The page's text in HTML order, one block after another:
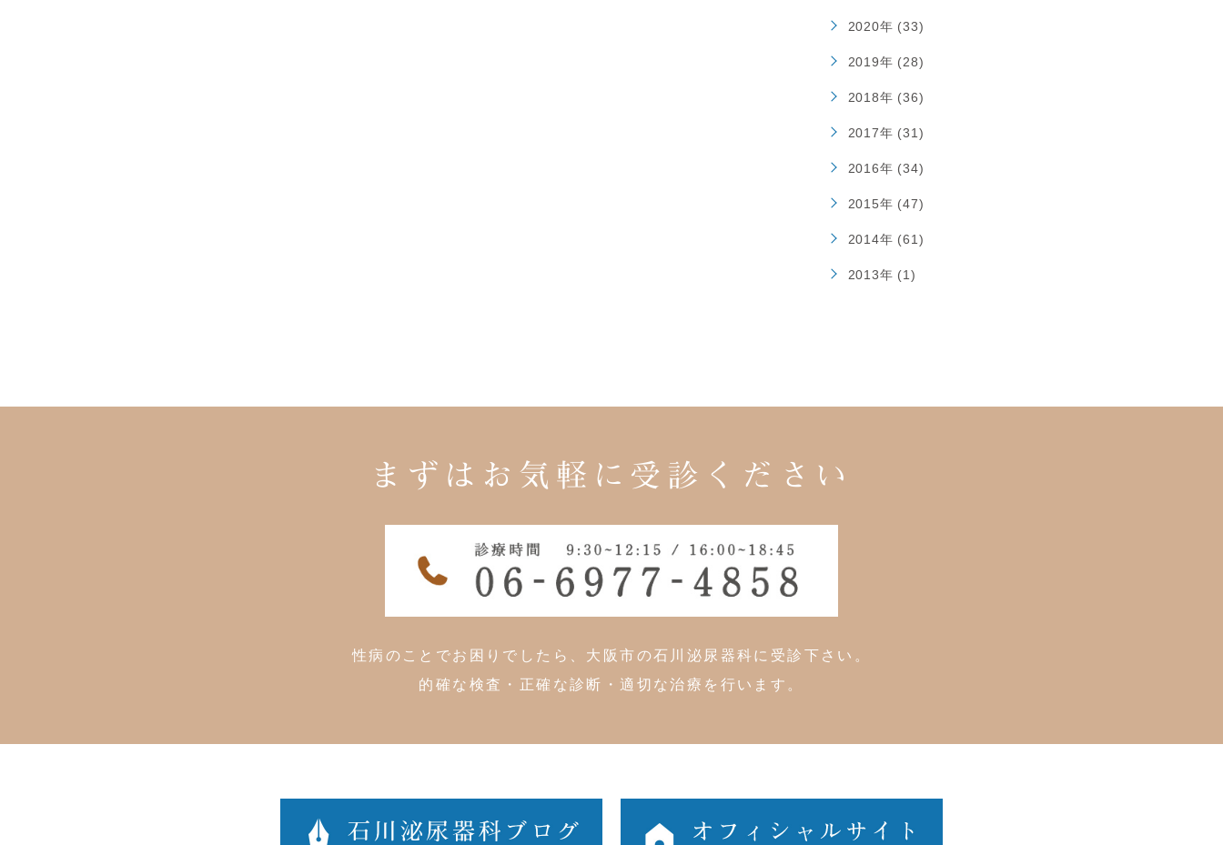
2020年 (33)
2019年 (28)
2018年 (36)
2017年 (31)
2016年 (34)
2015年 (47)
2014年 (61)
2013年 (1)
まずはお気軽に 受診ください
性病のことでお困りでしたら、大阪市の石川泌尿器科に受診下さい。
的確な検査・正確な診断・適切な治療を行います。